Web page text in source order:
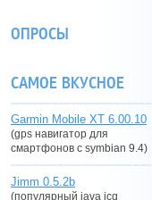
ОПРОСЫ
САМОЕ ВКУСНОЕ
Garmin Mobile XT 6.00.10
(gps навигатор для
смартфонов с symbian 9.4)
Jimm 0.5.2b
(популярный java icq